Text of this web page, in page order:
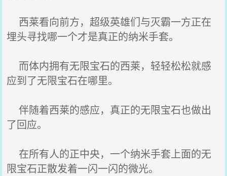
西莱看向前方，超级英雄们与灭霸一方正在
埋头寻找哪一个才是真正的纳米手套。
而体内拥有无限宝石的西莱，轻轻松松就感
应到了无限宝石在哪里。
伴随着西莱的感应，真正的无限宝石也做出
了回应。
在所有人的正中央，一个纳米手套上面的无
限宝石正散发着一闪一闪的微光。